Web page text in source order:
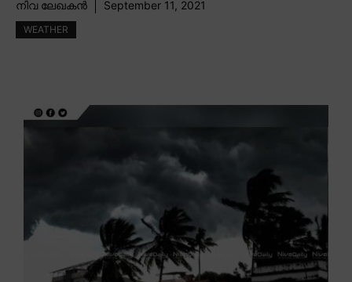
നിവ ലേഖകൻ September 11, 2021
WEATHER